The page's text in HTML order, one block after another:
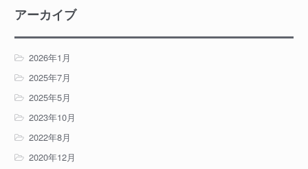
アーカイブ
2026年1月
2025年7月
2025年5月
2023年10月
2022年8月
2020年12月